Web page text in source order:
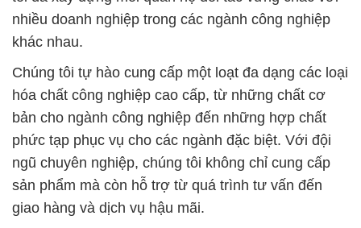
nhiều doanh nghiệp trong các ngành công nghiệp
khác nhau.
Chúng tôi tự hào cung cấp một loạt đa dạng các loại
hóa chất công nghiệp cao cấp, từ những chất cơ
bản cho ngành công nghiệp đến những hợp chất
phức tạp phục vụ cho các ngành đặc biệt. Với đội
ngũ chuyên nghiệp, chúng tôi không chỉ cung cấp
sản phẩm mà còn hỗ trợ từ quá trình tư vấn đến
giao hàng và dịch vụ hậu mãi.